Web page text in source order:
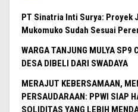
PT Sinatria Inti Surya: Proyek
Mukomuko Sudah Sesuai
WARGA TANJUNG MULYA SP9
DESA DIBELI DARI SWADAYA
MERAJUT KEBERSAMAAN,
PERSAUDARAAN: PPWI SIAP